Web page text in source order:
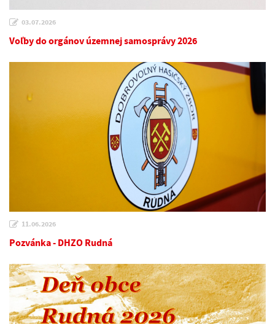
03.07.2026
Voľby do orgánov územnej samosprávy 2026
11.06.2026
Pozvánka - DHZO Rudná